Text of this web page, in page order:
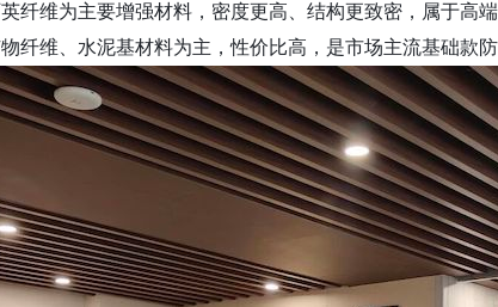
纤维为主要增强材料，密度更高、结构更致密，属于高端
纤维、水泥基材料为主，性价比高，是市场主流基础款防